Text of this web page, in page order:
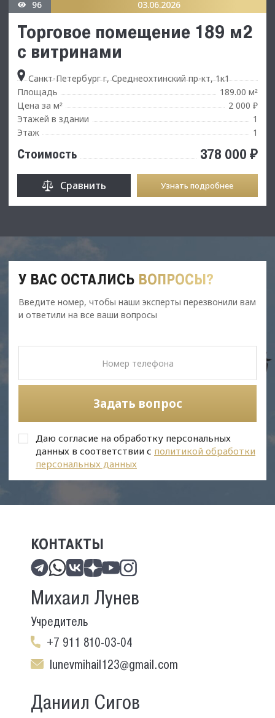
96 03.06.2026
Торговое помeщение 189 м2
с витринами
Санкт-Петербург г, Среднеохтинский пр-кт, 1к1
Площадь
189.00 м²
Цена за м²
2 000 ₽
Этажей в здании
1
Этаж
1
Стоимость 378 000 ₽
Сравнить Узнать подробнее
У ВАС ОСТАЛИСЬ ВОПРОСЫ?
Введите номер, чтобы наши эксперты перезвонили вам
и ответили на все ваши вопросы
Задать вопрос
Даю согласие на обработку персональных
данных в соответствии с политикой обработки
персональных данных
КОНТАКТЫ
Михаил Лунев
Учредитель
+7 911 810-03-04
lunevmihail123@gmail.com
Даниил Сигов